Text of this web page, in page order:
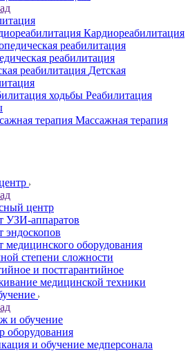
Кардиореабилитация
реабилитация
Детская
Реабилитация
Массажная терапия
центр
УЗИ-аппаратов
эндоскопов
медицинского оборудования
степени сложности
и постгарантийное
медицинской техники
и обучение
оборудования
и обучение медперсонала